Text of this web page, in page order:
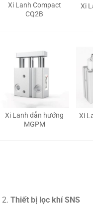
Xi Lanh Compact
CQ2B
Xi
Xi Lanh dẫn hướng
MGPM
Xi
Thiết bị lọc khí SNS